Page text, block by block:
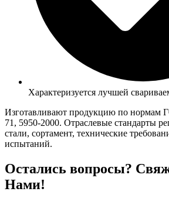
Характеризуется лучшей
Изготавливают продукцию по нормам
71, 5950-2000. Отраслевые стандарты
стали, сортамент, технические
испытаний.
Остались вопросы?
Нами!